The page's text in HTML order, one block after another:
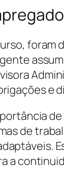
e
de
a